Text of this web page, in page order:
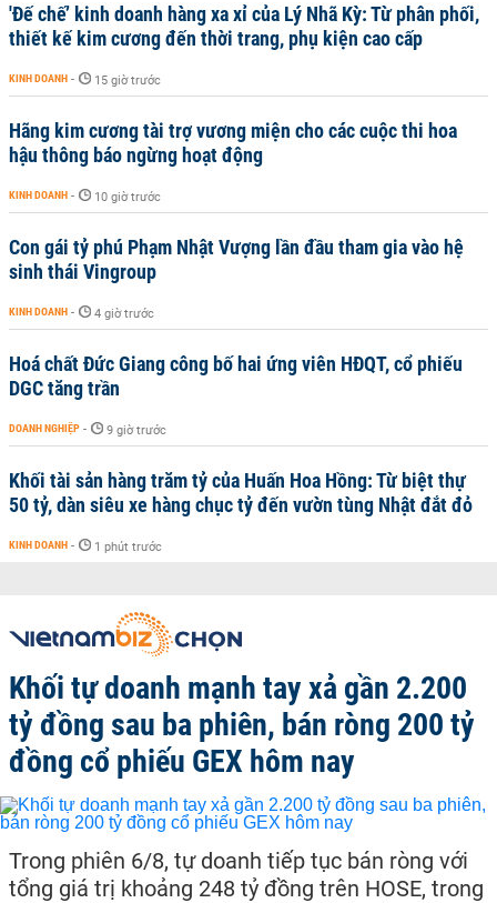
'Đế chế’ kinh doanh hàng xa xỉ của Lý Nhã Kỳ: Từ phân phối,
thiết kế kim cương đến thời trang, phụ kiện cao cấp
KINH DOANH - 15 giờ trước
Hãng kim cương tài trợ vương miện cho các cuộc thi hoa
hậu thông báo ngừng hoạt động
KINH DOANH - 10 giờ trước
Con gái tỷ phú Phạm Nhật Vượng lần đầu tham gia vào hệ
sinh thái Vingroup
KINH DOANH - 4 giờ trước
Hoá chất Đức Giang công bố hai ứng viên HĐQT, cổ phiếu
DGC tăng trần
DOANH NGHIỆP - 9 giờ trước
Khối tài sản hàng trăm tỷ của Huấn Hoa Hồng: Từ biệt thự
50 tỷ, dàn siêu xe hàng chục tỷ đến vườn tùng Nhật đắt đỏ
KINH DOANH - 1 phút trước
Khối tự doanh mạnh tay xả gần 2.200
tỷ đồng sau ba phiên, bán ròng 200 tỷ
đồng cổ phiếu GEX hôm nay
Trong phiên 6/8, tự doanh tiếp tục bán ròng với
tổng giá trị khoảng 248 tỷ đồng trên HOSE, trong